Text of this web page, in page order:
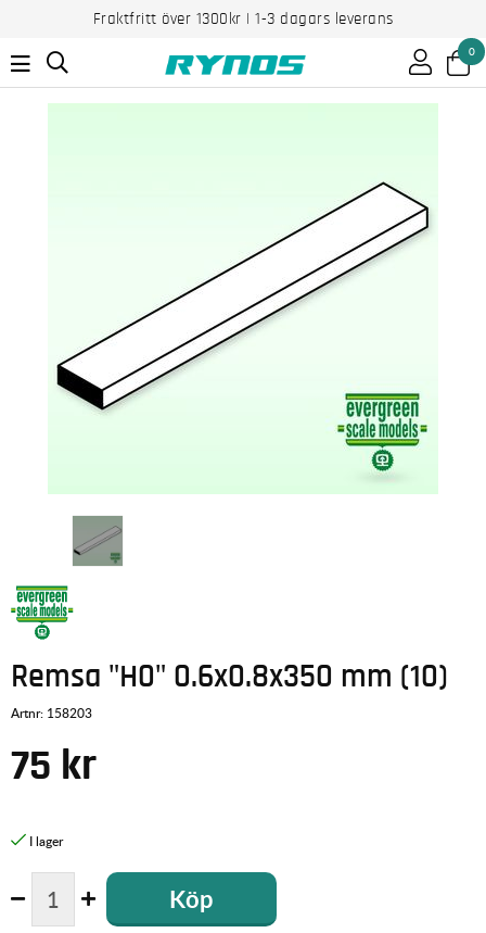
Fraktfritt över 1300kr | 1-3 dagars leverans
0
Remsa "H0" 0.6x0.8x350 mm (10)
Artnr: 158203
75 kr
Köp